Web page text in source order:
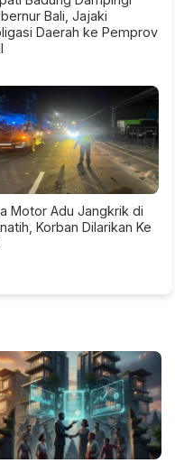
Bali, Jajaki
Daerah ke Pemprov
Motor Adu Jangkrik di
Korban Dilarikan Ke